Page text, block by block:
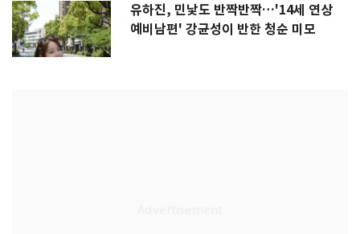
유하진, 민낯도 반짝반짝…'14세 연상
예비남편' 강균성이 반한 청순 미모